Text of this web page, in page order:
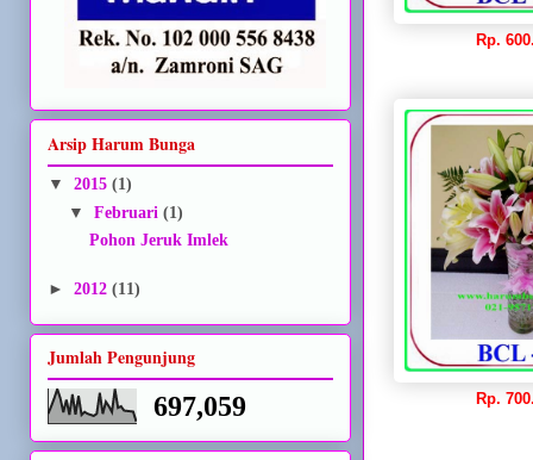
Rp.
Rp.
Arsip Harum Bunga
▼ 2015 (1)
▼ Februari (1)
Pohon Jeruk Imlek
► 2012 (11)
Jumlah Pengunjung
697,059